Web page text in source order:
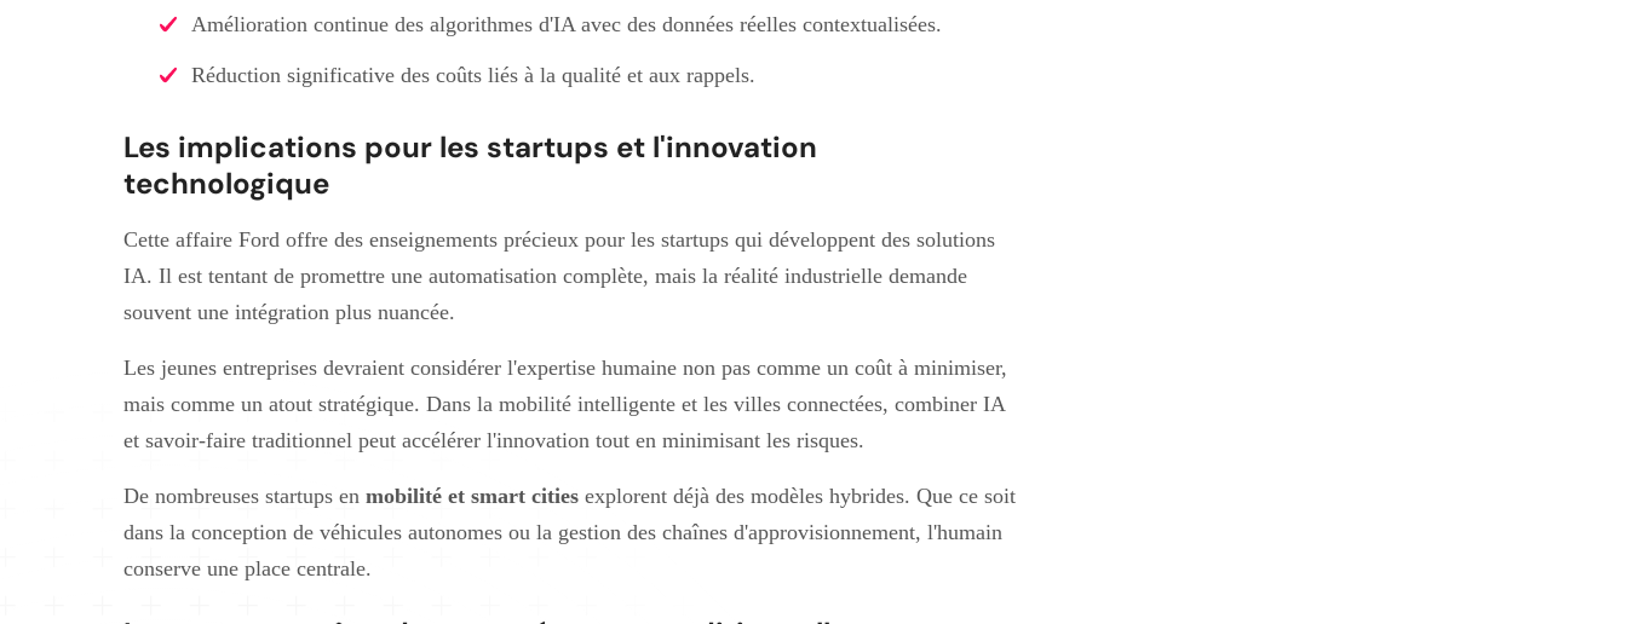
Amélioration continue des algorithmes d'IA avec des données réelles contextualisées.
Réduction significative des coûts liés à la qualité et aux rappels.
Les implications pour les startups et l'innovation
technologique
Cette affaire Ford offre des enseignements précieux pour les startups qui développent des solutions
IA. Il est tentant de promettre une automatisation complète, mais la réalité industrielle demande
souvent une intégration plus nuancée.
Les jeunes entreprises devraient considérer l'expertise humaine non pas comme un coût à minimiser,
mais comme un atout stratégique. Dans la mobilité intelligente et les villes connectées, combiner IA
et savoir-faire traditionnel peut accélérer l'innovation tout en minimisant les risques.
De nombreuses startups en mobilité et smart cities explorent déjà des modèles hybrides. Que ce soit
dans la conception de véhicules autonomes ou la gestion des chaînes d'approvisionnement, l'humain
conserve une place centrale.